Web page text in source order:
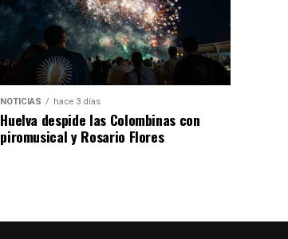
NOTICIAS hace 3 días
Huelva despide las Colombinas con
piromusical y Rosario Flores